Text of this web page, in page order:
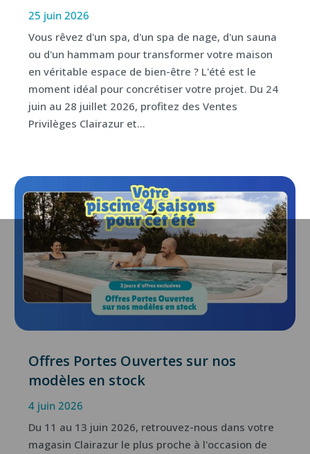
25 juin 2026
Vous rêvez d'un spa, d'un spa de nage, d'un sauna
ou d'un hammam pour transformer votre maison
en véritable espace de bien-être ? L'été est le
moment idéal pour concrétiser votre projet. Du 24
juin au 28 juillet 2026, profitez des Ventes
Privilèges Clairazur et...
Offres Portes Ouvertes sur nos
modèles en stock
4 juin 2026
Du 11 au 13 juin 2026, retrouvez-nous dans votre
magasin Clairazur le plus proche à l'occasion de